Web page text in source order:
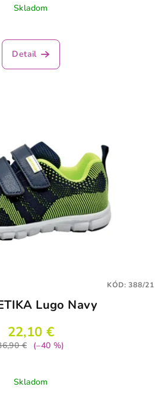
Skladom
Detail
Lugo Navy
22,10 €
€
(–40 %)
Skladom
KÓD:388/21